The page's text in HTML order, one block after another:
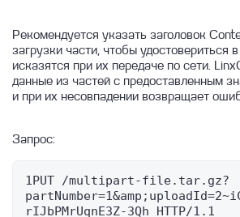
Рекомендуется указать заголовок
загрузки части, чтобы удостовериться
исказятся при их передаче по сети.
данные из частей с предоставленным
и при их несовпадении возвращает
Запрос:
1PUT /multipart-file.tar.gz?